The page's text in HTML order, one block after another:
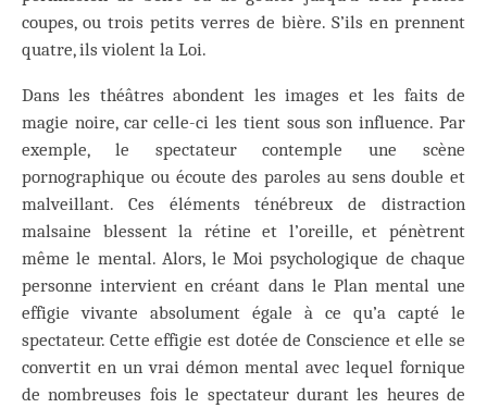
coupes, ou trois petits verres de bière. S’ils en prennent
quatre, ils violent la Loi.
Dans les théâtres abondent les images et les faits de
magie noire, car celle-ci les tient sous son influence. Par
exemple, le spectateur contemple une scène
pornographique ou écoute des paroles au sens double et
malveillant. Ces éléments ténébreux de distraction
malsaine blessent la rétine et l’oreille, et pénètrent
même le mental. Alors, le Moi psychologique de chaque
personne intervient en créant dans le Plan mental une
effigie vivante absolument égale à ce qu’a capté le
spectateur. Cette effigie est dotée de Conscience et elle se
convertit en un vrai démon mental avec lequel fornique
de nombreuses fois le spectateur durant les heures de